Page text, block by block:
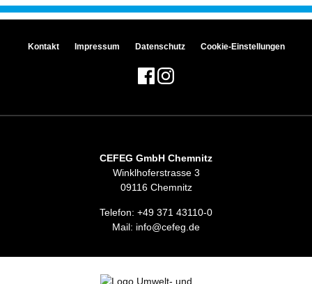
Kontakt Impressum Datenschutz Cookie-Einstellungen
CEFEG GmbH Chemnitz
Winklhoferstrasse 3
09116 Chemnitz
Telefon: +49 371 43110-0
Mail: info@cefeg.de